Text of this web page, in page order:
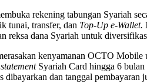
rekening tabungan Syariah
tunai, transfer, dan Top-Up e-Wallet.
reksa dana Syariah untuk
kenyamanan OCTO
statementSyariah Card hingga 6
dibayarkan dan tanggal